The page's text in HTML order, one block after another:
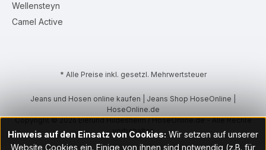
Wellensteyn
Camel Active
* Alle Preise inkl. gesetzl. Mehrwertsteuer
Jeans und Hosen online kaufen | Jeans Shop HoseOnline |
HoseOnline.de
Copyright © 2026 Eierund Hildesheim / HoseOnline.de - Alle Rechte
vorbehalten
Hinweis auf den Einsatz von Cookies: Wir setzen auf unserer
Website Cookies ein. Einige von ihnen sind notwendig (z.B. für